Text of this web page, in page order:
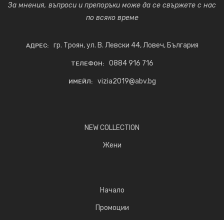
За мнения, въпроси и препоръки може да се свържете с нас
по всяко време
АДРЕС: гр. Троян, ул. В. Левски 44, Ловеч, България
ТЕЛЕФОН: 0884 916 716
ИМЕЙЛ: vizia2019@abv.bg
NEW COLLECTION
Жени
Начало
Промоции